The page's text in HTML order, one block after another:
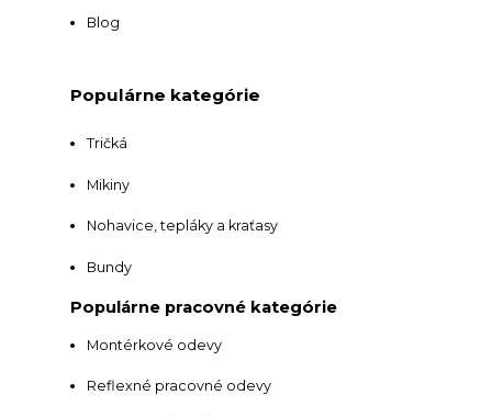
Blog
Populárne kategórie
Tričká
Mikiny
Nohavice, tepláky a kraťasy
Bundy
Populárne pracovné kategórie
Montérkové odevy
Reflexné pracovné odevy